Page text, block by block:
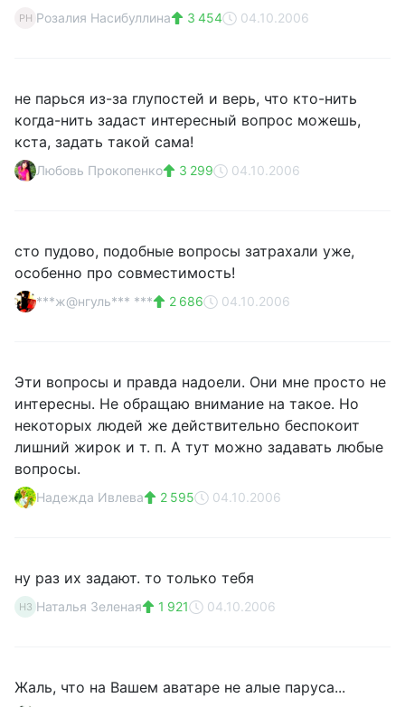
РН Розалия Насибуллина 3 454 04.10.2006
не парься из-за глупостей и верь, что кто-нить
когда-нить задаст интересный вопрос можешь,
кста, задать такой сама!
Любовь Прокопенко 3 299 04.10.2006
сто пудово, подобные вопросы затрахали уже,
особенно про совместимость!
***ж@нгуль*** *** 2 686 04.10.2006
Эти вопросы и правда надоели. Они мне просто не
интересны. Не обращаю внимание на такое. Но
некоторых людей же действительно беспокоит
лишний жирок и т. п. А тут можно задавать любые
вопросы.
Надежда Ивлева 2 595 04.10.2006
ну раз их задают. то только тебя
НЗ Наталья Зеленая 1 921 04.10.2006
Жаль, что на Вашем аватаре не алые паруса...